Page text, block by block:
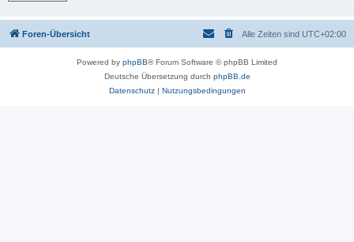
Foren-Übersicht Alle Zeiten sind UTC+02:00
Powered by phpBB® Forum Software © phpBB Limited
Deutsche Übersetzung durch phpBB.de
Datenschutz| Nutzungsbedingungen